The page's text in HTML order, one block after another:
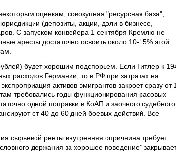
оценкам, совокупная "ресурсная база",
(депозиты, акции, доли в бизнесе,
С запуском конвейера 1 сентября Кремлю не
аресты достаточно освоить около 10-15% этой
будет хорошим подспорьем. Если Гитлер к
расходов Германии, то в РФ при затратах на
экспроприация активов эмигрантов закроет сразу от
требовались годы функционирования расовых
одной поправки в КоАП и заочного судебного
от 40 до 60 дней боевых действий. Все
сырьевой ренты внутренняя опричнина требует
держания за хорошее поведение"